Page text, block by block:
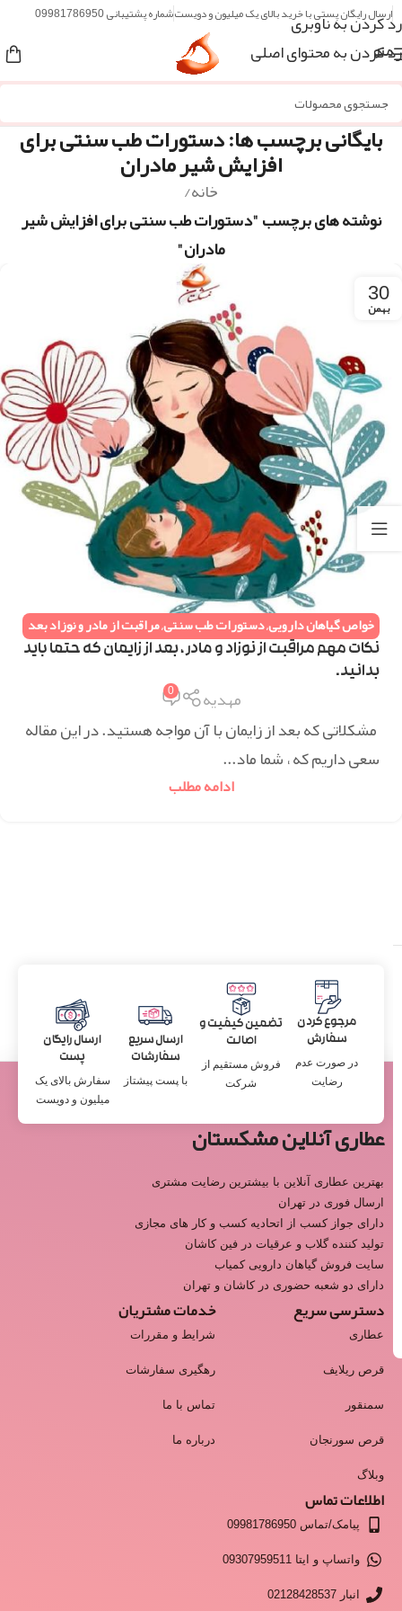
رد کردن به ناوبری
رد کردن به محتوای اصلی
ارسال رایگان پستی با خرید بالای یک میلیون و دویستشماره پشتیبانی 09981786950
منو
بایگانی برچسب ها: دستورات طب سنتی برای
افزایش شیر مادران
خانه/
نوشته های برچسب "دستورات طب سنتی برای افزایش شیر
مادران"
30
بهمن
خواص گیاهان دارویی,دستورات طب سنتی,مراقبت از مادر و نوزاد بعد
از زایمان,همه مقالات
نکات مهم مراقبت از نوزاد و مادر ، بعد از زایمان که حتما باید
بدانید.
مهدیه 0
مشکلاتی که بعد از زایمان با آن مواجه هستید. در این مقاله
سعی داریم که ، شما ماد...
ادامه مطلب
مرجوع کردن
سفارش
در صورت عدم
رضایت
تضمین کیفیت و
اصالت
فروش مستقیم از
شرکت
ارسال سریع
سفارشات
با پست پیشتاز
ارسال رایگان
پست
سفارش بالای یک
میلیون و دویست
عطاری آنلاین مشکستان
بهترین عطاری آنلاین با بیشترین رضایت مشتری
ارسال فوری در تهران
دارای جواز کسب از اتحادیه کسب و کار های مجازی
تولید کننده گلاب و عرقیات در فین کاشان
سایت فروش گیاهان دارویی کمیاب
دارای دو شعبه حضوری در کاشان و تهران
دسترسی سریع
عطاری
قرص ریلایف
سمنقور
قرص سورنجان
وبلاگ
خدمات مشتریان
شرایط و مقررات
رهگیری سفارشات
تماس با ما
درباره ما
اطلاعات تماس
پیامک/تماس 09981786950
واتساپ و ایتا 09307959511
انبار 02128428537